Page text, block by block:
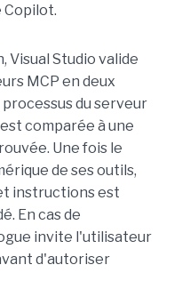
Copilot.
Visual Studio valide
MCP en deux
du serveur
comparée à une
Une fois le
de ses outils,
instructions est
En cas de
invite l'utilisateur
d'autoriser